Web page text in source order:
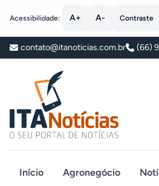
Acessibilidade: A+ A- Contraste
contato@itanoticias.com.br (66)
ITA Notícias
Início Agronegócio